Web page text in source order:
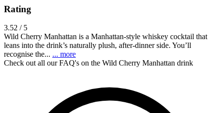
Rating
3.52 / 5
Wild Cherry Manhattan is a Manhattan-style whiskey cocktail that
leans into the drink’s naturally plush, after-dinner side. You’ll
recognise the... ... more
Check out all our FAQ's on the Wild Cherry Manhattan drink